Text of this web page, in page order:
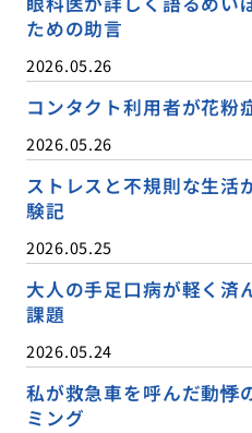
ための助言
2026.05.26
コンタクト利用者が花粉
2026.05.26
ストレスと不規則な生活
験記
2026.05.25
大人の手足口病が軽く済
課題
2026.05.24
私が救急車を呼んだ動悸
ミング